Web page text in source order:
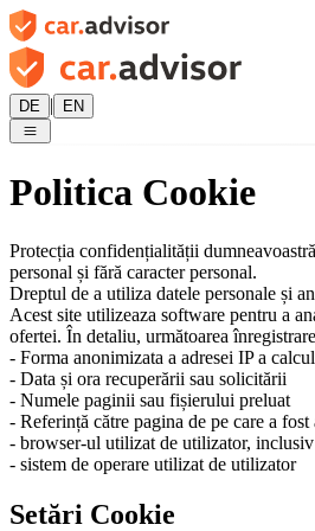
DE | EN
Politica Cookie
Protecția confidențialității
personal și fără caracter personal.
Dreptul de a utiliza datele personale și
Acest site utilizeaza software pentru a
ofertei. În detaliu, următoarea
- Forma anonimizata a adresei IP a
- Data și ora recuperării sau solicitării
- Numele paginii sau fișierului preluat
- Referință către pagina de pe care a fost
- browser-ul utilizat de utilizator,
- sistem de operare utilizat de utilizator
Setări Cookie